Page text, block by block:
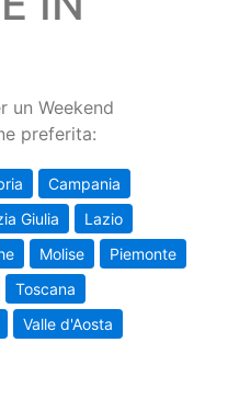
un Weekend
preferita:
Campania
Giulia
Lazio
Molise
Piemonte
Toscana
Valle d'Aosta